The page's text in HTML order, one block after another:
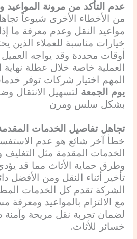
عدم التأكد من مرونة المواعيد
من الأخطاء الأخرى شيوعاً
مواعيد النقل وعدم معرفة ما
خيارات مناسبة للعملاء الذين
أوقات محددة وقد يواجه
العملية خاصة خلال عطلة
المهم اختيار شركات توفر
يوم الجمعة لتسهيل الانتقال
بشكل سلس ومرن
تجاهل تفاصيل الخدمات
خطأ آخر شائع هو عدم
الخدمات المقدمة مثل التغليف
وطرق حماية الأثاث مما قد
تأخير أثناء النقل ومن الأفضل
الشركة تقدم كل الخدمات
مع الالتزام بالمواعيد ومعرفة
لضمان تجربة نقل مريحة
خسائر للأثاث.